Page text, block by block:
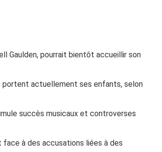
Gaulden, pourrait bientôt accueillir son
actuellement ses enfants, selon
succès musicaux et controverses
à des accusations liées à des